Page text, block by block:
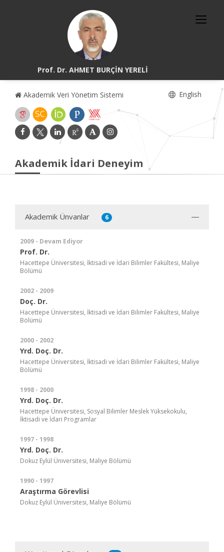
Prof. Dr. AHMET BURÇİN YERELİ
Akademik Veri Yönetim Sistemi English
Akademik İdari Deneyim
Akademik Ünvanlar 6
2009 - Devam Ediyor
Prof. Dr.
Hacettepe Üniversitesi, İktisadi ve İdari Bilimler Fakültesi, Maliye
Bölümü
2002 - 2009
Doç. Dr.
Hacettepe Üniversitesi, İktisadi ve İdari Bilimler Fakültesi, Maliye
Bölümü
2000 - 2002
Yrd. Doç. Dr.
Hacettepe Üniversitesi, İktisadi ve İdari Bilimler Fakültesi, Maliye
Bölümü
1998 - 2000
Yrd. Doç. Dr.
Hacettepe Üniversitesi, Sosyal Bilimler Meslek Yüksekokulu,
İktisadi ve İdari Programlar
1997 - 1998
Yrd. Doç. Dr.
Dokuz Eylül Üniversitesi, Maliye Bölümü
1990 - 1997
Araştırma Görevlisi
Dokuz Eylül Üniversitesi, Maliye Bölümü